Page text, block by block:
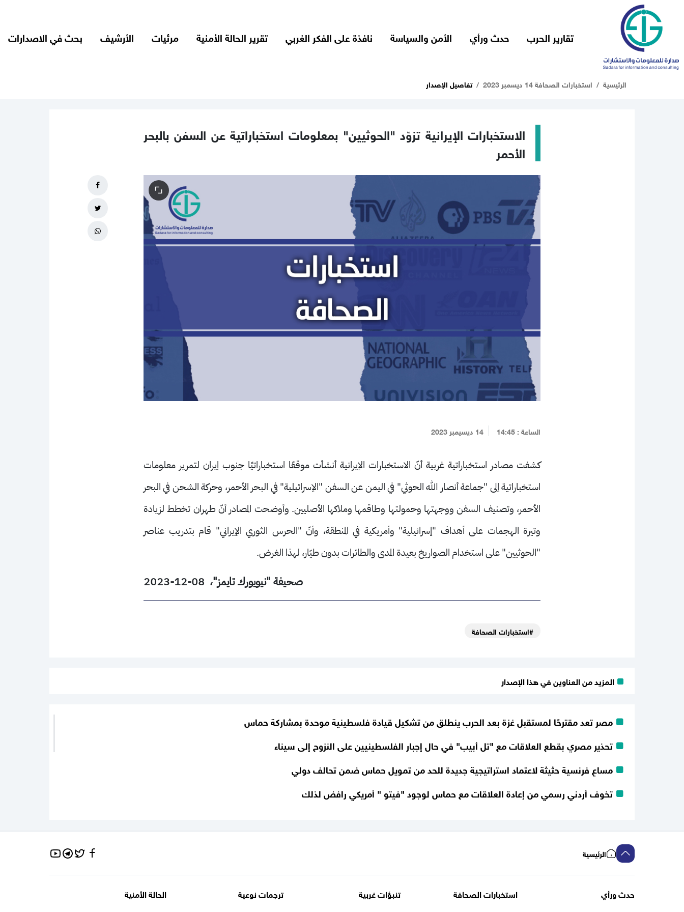
تقارير الحرب حدث ورأي الأمن والسياسة نافذة على الفكر الغربي تقرير الحالة الأمنية مرئيات الأرشيف بحث في الاصدارات
الرئيسية استخبارات الصحافة 14 ديسمبر 2023 تفاصيل الإصدار
الاستخبارات الإيرانية تزوّد "الحوثيين" بمعلومات استخباراتية عن السفن بالبحر
الأحمر
الساعة : 14:45 14 ديسيمبر 2023
كشفت مصادر استخباراتية غربية أنّ الاستخبارات الإيرانية أنشأت موقعًا استخباراتيًا جنوب إيران لتمرير معلومات
استخباراتية إلى "جماعة أنصار الله الحوثي" في اليمن عن السفن "الإسرائيلية" في البحر الأحمر، وحركةالشحن في البحر
الأحمر، وتصنيف السفن ووجهتها وحمولتها وطاقمها وملاكها الأصليين. وأوضحت المصادر أنّ طهران تخطط لزيادة
وتيرة الهجمات على أهداف "إسرائيلية" وأمريكية في المنطقة، وأنّ "الحرس الثوري الإيراني" قام بتدريب عناصر
"الحوثيين" على استخدام الصواريخ بعيدة المدى والطائرات بدون طيّار، لهذا الغرض.
صحيفة "نيويورك تايمز"، 08-12-2023
#استخبارات الصحافة
المزيد من العناوين في هذا الإصدار
مصر تعد مقترحًا لمستقبل غزة بعد الحرب ينطلق من تشكيل قيادة فلسطينية موحدة بمشاركة حماس
تحذير مصري بقطع العلاقات مع "تل أبيب" في حال إجبار الفلسطينيين على النزوح إلى سيناء
مساعٍ فرنسية حثيثة لاعتماد استراتيجية جديدة للحد من تمويل حماس ضمن تحالف دولي
تخوف أردني رسمي من إعادة العلاقات مع حماس لوجود "فيتو " أمريكي رافض لذلك
واشنطن تسعى لتمديد السماح لوكالة الأمن القومي بالتجسس على الأجانب المشتبه بارتباطهم بـ"الإرهاب"
الرئيسية فيسبوك
تويترتلغراميوتيوب
حدث ورأي استخبارات الصحافة تنبؤات غربية ترجمات نوعية
الحالة الأمنية